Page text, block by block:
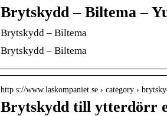
Brytskydd – Biltema –
Brytskydd – Biltema
Brytskydd – Biltema
http s://www.laskompaniet.se › category ›
Brytskydd till ytterdörr